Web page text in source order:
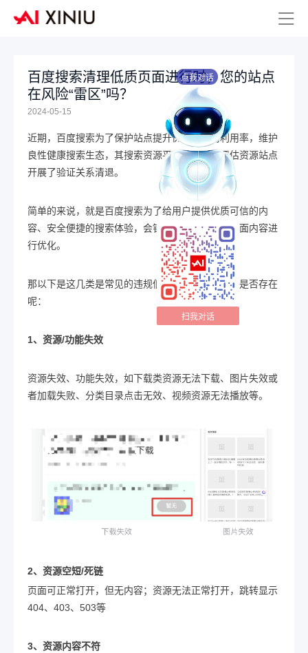
百度搜索清理低质页面进行时，您的站点
在风险“雷区”吗？
2024-05-15
近期，百度搜索为了保护站点提升优质资源的利用率，维护
良性健康搜索生态，其搜索资源平台针对风险评估资源站点
开展了验证关系清退。
简单的来说，就是百度搜索为了给用户提供优质可信的内
容、安全便捷的搜索体验，会针对一些违规低质页面内容进
行优化。
那以下是这几类是常见的违规低质业务问题，咱们是否存在
呢：
1、资源/功能失效
资源失效、功能失效，如下载类资源无法下载、图片失效或
者加载失败、分类目录点击无效、视频资源无法播放等。
2、资源空短/死链
页面可正常打开，但无内容；资源无法正常打开，跳转显示
404、403、503等
3、资源内容不符
点我对话
扫我对话